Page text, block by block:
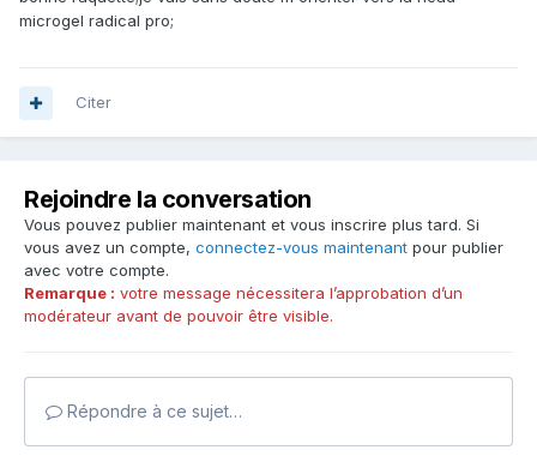
microgel radical pro;
Citer
Rejoindre la conversation
Vous pouvez publier maintenant et vous inscrire plus tard. Si
vous avez un compte, connectez-vous maintenant pour publier
avec votre compte.
Remarque : votre message nécessitera l’approbation d’un
modérateur avant de pouvoir être visible.
Répondre à ce sujet…